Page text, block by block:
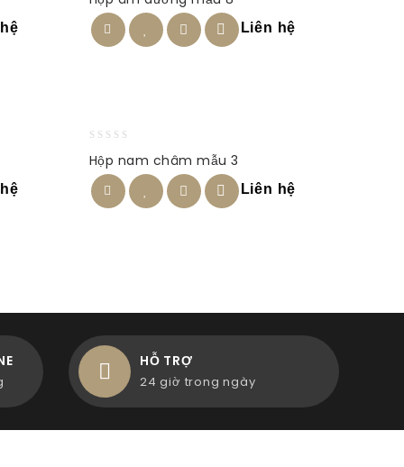
out
of
5
Liên hệ
out
of
5
Hộp nam châm mẫu 3
Liên hệ
HỖ TRỢ
24 giờ trong ngày